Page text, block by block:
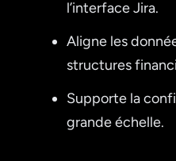
l’interface Jira.
Aligne les
structures
Supporte la
grande échelle.